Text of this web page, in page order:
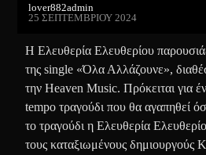
lover882admin
25 ΣΕΠΤΕΜΒΡΊΟΥ 2024
Η Ελευθερία Ελευθερίου
της single «Όλα Αλλάζουνε»,
την Heaven Music. Πρόκειται για
tempo τραγούδι που θα αγαπηθεί
το τραγούδι η Ελευθερία
τους καταξιωμένους